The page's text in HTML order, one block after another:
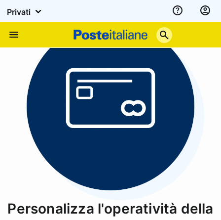
Privati
Assistenza
Italiane
Personalizza l'operatività della